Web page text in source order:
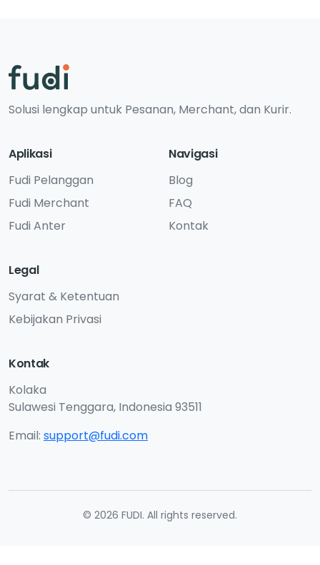
Solusi lengkap untuk Pesanan, Merchant, dan Kurir.
Aplikasi
Fudi Pelanggan
Fudi Merchant
Fudi Anter
Navigasi
Blog
FAQ
Kontak
Legal
Syarat & Ketentuan
Kebijakan Privasi
Kontak
Kolaka
Sulawesi Tenggara, Indonesia 93511
Email: support@fudi.com
© 2026 FUDI. All rights reserved.